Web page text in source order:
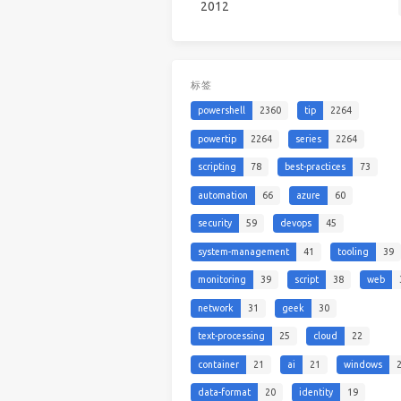
2012
标签
powershell 2360 tip 2264
powertip 2264 series 2264
scripting 78 best-practices 73
automation 66 azure 60
security 59 devops 45
system-management 41 tooling 39
monitoring 39 script 38 web
network 31 geek 30
text-processing 25 cloud 22
container 21 ai 21 windows
data-format 20 identity 19